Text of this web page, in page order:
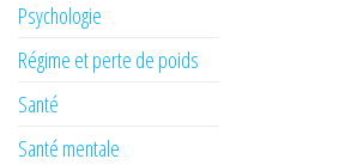
Psychologie
Régime et perte de poids
Santé
Santé mentale